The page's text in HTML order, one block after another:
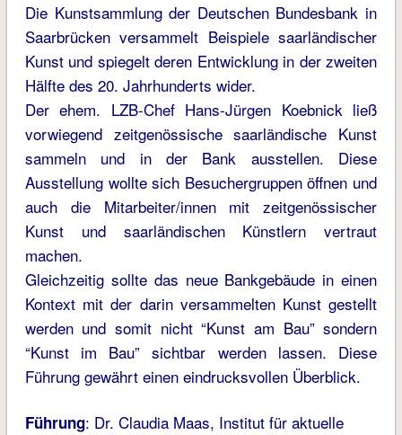
Die Kunstsammlung der Deutschen Bundesbank in
Saarbrücken versammelt Beispiele saarländischer
Kunst und spiegelt deren Entwicklung in der zweiten
Hälfte des 20. Jahrhunderts wider.
Der ehem. LZB-Chef Hans-Jürgen Koebnick ließ
vorwiegend zeitgenössische saarländische Kunst
sammeln und in der Bank ausstellen. Diese
Ausstellung wollte sich Besuchergruppen öffnen und
auch die Mitarbeiter/innen mit zeitgenössischer
Kunst und saarländischen Künstlern vertraut
machen.
Gleichzeitig sollte das neue Bankgebäude in einen
Kontext mit der darin versammelten Kunst gestellt
werden und somit nicht “Kunst am Bau” sondern
“Kunst im Bau” sichtbar werden lassen. Diese
Führung gewährt einen eindrucksvollen Überblick.
Führung: Dr. Claudia Maas, Institut für aktuelle